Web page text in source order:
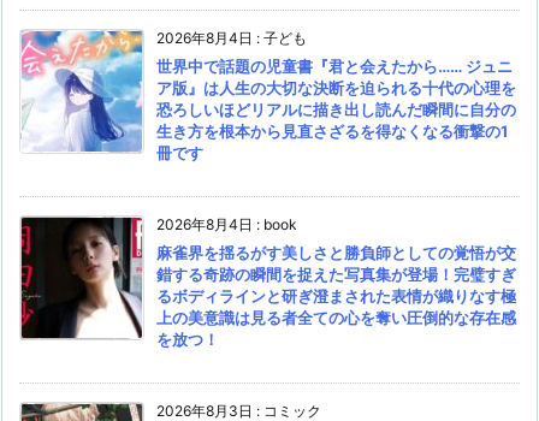
2026年8月4日 : 子ども
世界中で話題の児童書『君と会えたから…… ジュニ
ア版』は人生の大切な決断を迫られる十代の心理を
恐ろしいほどリアルに描き出し読んだ瞬間に自分の
生き方を根本から見直さざるを得なくなる衝撃の1
冊です
2026年8月4日 : book
麻雀界を揺るがす美しさと勝負師としての覚悟が交
錯する奇跡の瞬間を捉えた写真集が登場！完璧すぎ
るボディラインと研ぎ澄まされた表情が織りなす極
上の美意識は見る者全ての心を奪い圧倒的な存在感
を放つ！
2026年8月3日 : コミック